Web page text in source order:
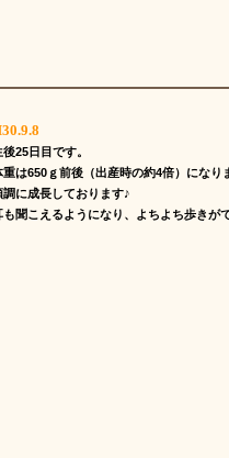
後25日目です。
重は650ｇ前後（出産時の約4倍）になり
調に成長しております♪
も聞こえるようになり、よちよち歩きが